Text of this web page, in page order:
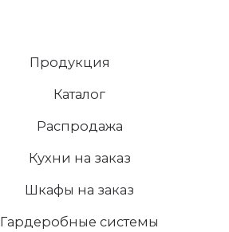
Продукция
Каталог
Распродажа
Кухни на заказ
Шкафы на заказ
Гардеробные системы